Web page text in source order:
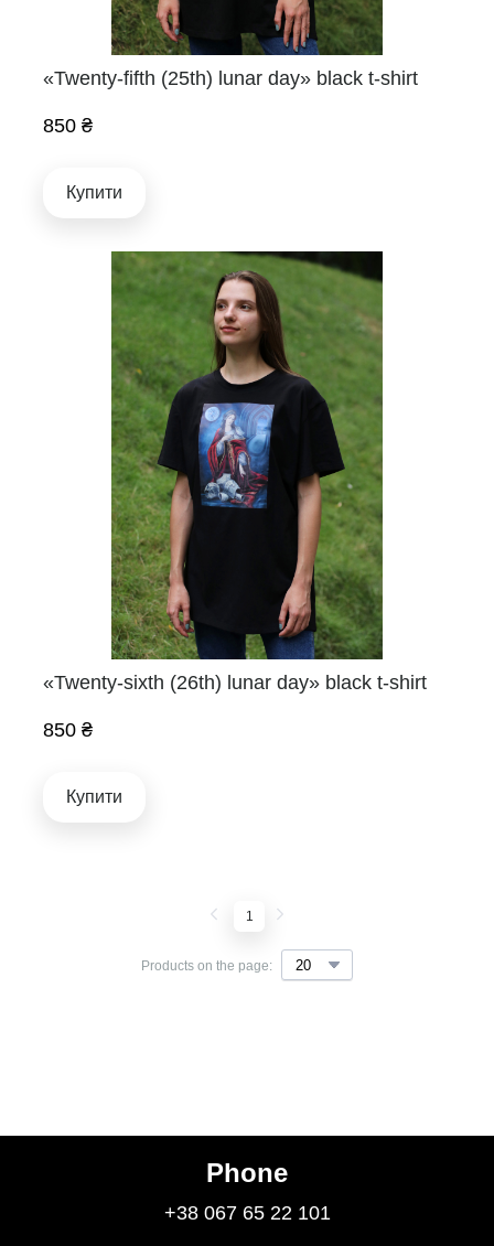
«Twenty-fifth (25th) lunar day» black t-shirt
850 ₴
Купити
«Twenty-sixth (26th) lunar day» black t-shirt
850 ₴
Купити
Products on the page:
1
Phone
+38 067 65 22 101